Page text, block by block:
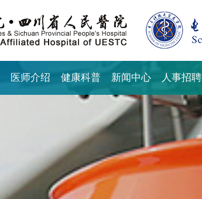
医师介绍 健康科普 新闻中心 人事招聘